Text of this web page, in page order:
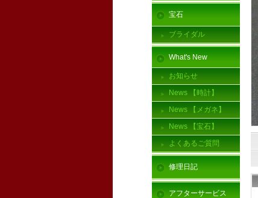
宝石
ブライダル
What's New
お知らせ
News 【時計】
News 【メガネ】
News 【宝石】
よくあるご質問
修理日記
アフターサービス